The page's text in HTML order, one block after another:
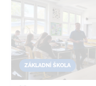
ZÁKLADNÍ ŠKOLA